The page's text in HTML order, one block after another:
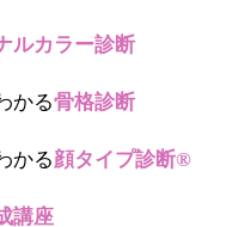
ルカラー診断
かる骨格診断
かる顔タイプ診断®
講座